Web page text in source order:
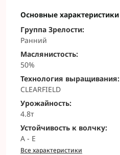
Основные характеристики
Группа Зрелости:
Ранний
Маслянистость:
50%
Технология выращивания:
CLEARFIELD
Урожайность:
4.8т
Устойчивость к волчку:
A - E
Все характеристики